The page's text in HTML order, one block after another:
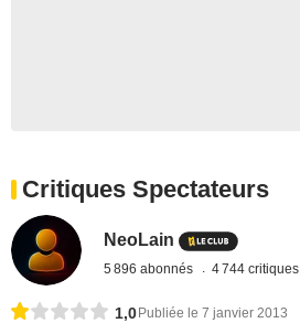
Critiques Spectateurs
NeoLain
5 896 abonnés 4 744 critiques
1,0 Publiée le 7 janvier 2013